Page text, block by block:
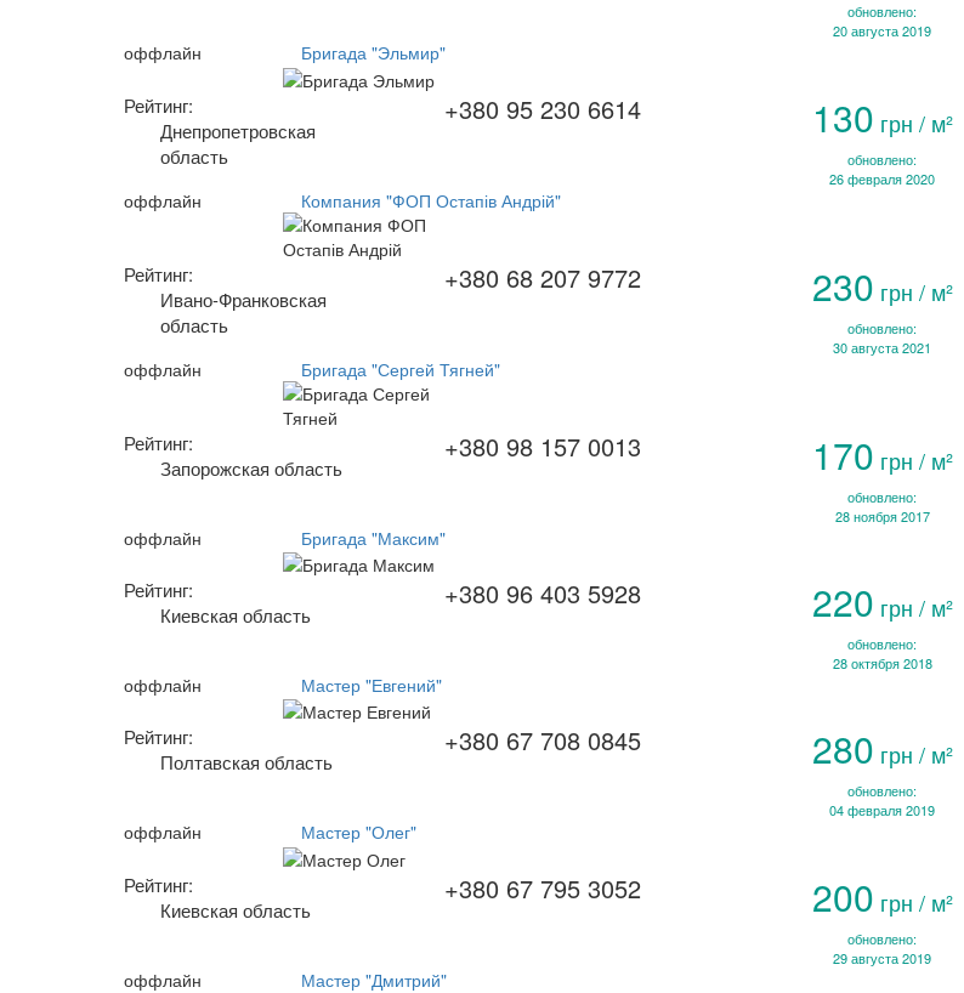
обновлено:
20 августа 2019
оффлайн Бригада "Эльмир"
Рейтинг:
Днепропетровская
область
+380 95 230 6614 130 грн / м²
обновлено:
26 февраля 2020
оффлайн Компания "ФОП Остапів Андрій"
Рейтинг:
Ивано-Франковская
область
+380 68 207 9772 230 грн / м²
обновлено:
30 августа 2021
оффлайн Бригада "Сергей Тягней"
Рейтинг:
Запорожская область
+380 98 157 0013 170 грн / м²
обновлено:
28 ноября 2017
оффлайн Бригада "Максим"
Рейтинг:
Киевская область
+380 96 403 5928 220 грн / м²
обновлено:
28 октября 2018
оффлайн Мастер "Евгений"
Рейтинг:
Полтавская область
+380 67 708 0845 280 грн / м²
обновлено:
04 февраля 2019
оффлайн Мастер "Олег"
Рейтинг:
Киевская область
+380 67 795 3052 200 грн / м²
обновлено:
29 августа 2019
оффлайн Мастер "Дмитрий"